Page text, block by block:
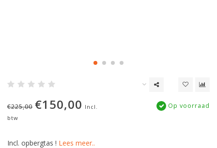
€225,00 €150,00 Incl.
btw
Op voorraad
Incl. opbergtas ! Lees meer..